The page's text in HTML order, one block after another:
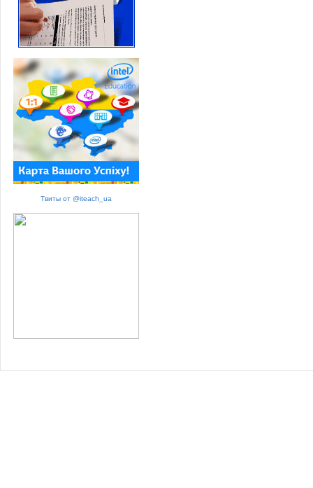
Твиты от @iteach_ua